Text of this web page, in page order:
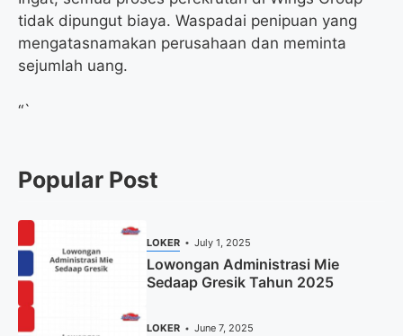
tidak dipungut biaya. Waspadai penipuan yang
mengatasnamakan perusahaan dan meminta
sejumlah uang.
“`
Popular Post
LOKER July 1, 2025
Lowongan Administrasi Mie
Sedaap Gresik Tahun 2025
LOKER June 7, 2025